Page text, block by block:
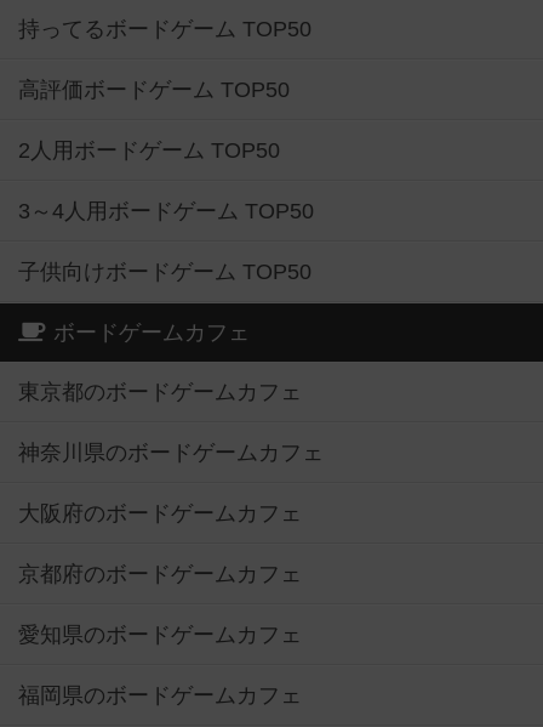
持ってるボードゲーム TOP50
高評価ボードゲーム TOP50
2人用ボードゲーム TOP50
3～4人用ボードゲーム TOP50
子供向けボードゲーム TOP50
ボードゲームカフェ
東京都のボードゲームカフェ
神奈川県のボードゲームカフェ
大阪府のボードゲームカフェ
京都府のボードゲームカフェ
愛知県のボードゲームカフェ
福岡県のボードゲームカフェ